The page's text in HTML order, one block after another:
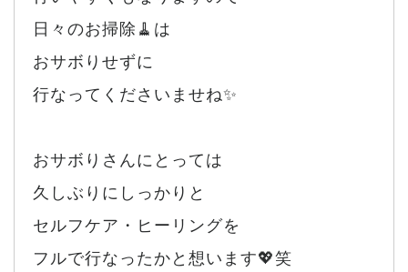
日々のお掃除🧹は
おサボりせずに
行なってくださいませね✨
おサボりさんにとっては
久しぶりにしっかりと
セルフケア・ヒーリングを
フルで行なったかと想います💖笑